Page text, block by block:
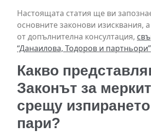
Настоящата статия ще ви
основните законови изисквания,
от допълнителна консултация,
“Данаилова, Тодоров и партньори”
Какво
Законът за
срещу
пари?